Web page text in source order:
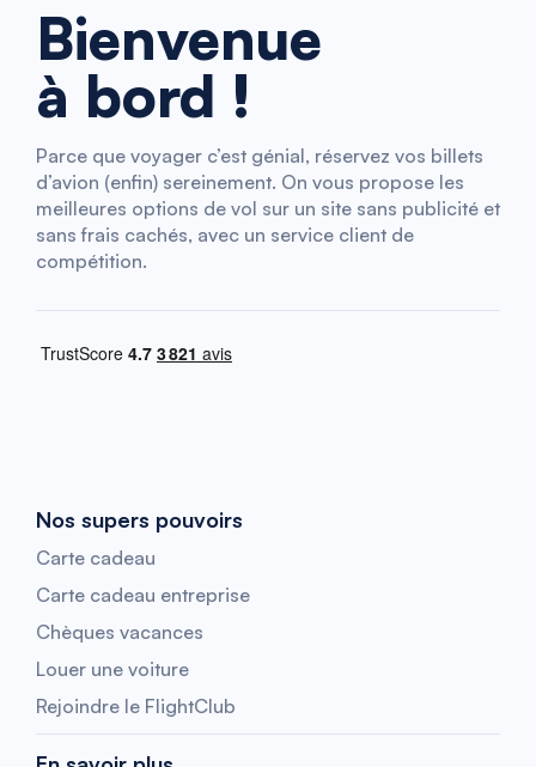
Bienvenue
à bord !
Parce que voyager c’est génial, réservez vos billets
d’avion (enfin) sereinement. On vous propose les
meilleures options de vol sur un site sans publicité et
sans frais cachés, avec un service client de
compétition.
Nos supers pouvoirs
Carte cadeau
Carte cadeau entreprise
Chèques vacances
Louer une voiture
Rejoindre le FlightClub